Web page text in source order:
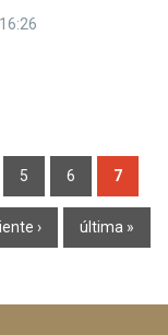
(parte 1)
5 6 7
› última »